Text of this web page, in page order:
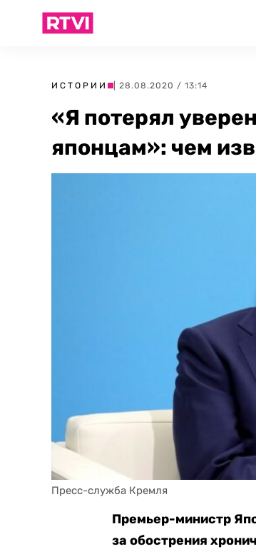
ИСТОРИИ | 28.08.2020 / 13:14
«Я потерял
японцам»: чем
Пресс-служба Кремля
Премьер-министр
за обострения